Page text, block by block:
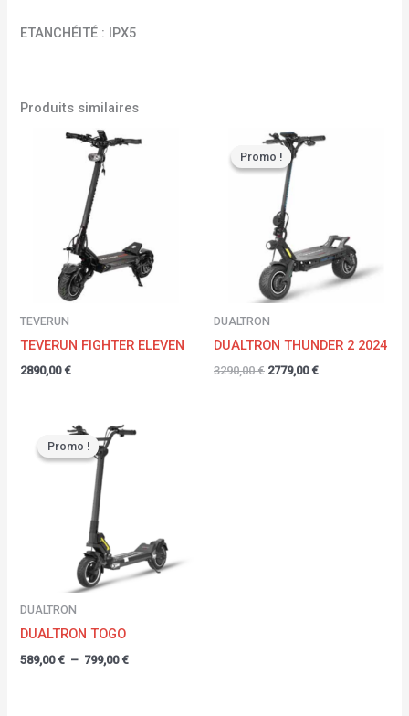
ETANCHÉITÉ : IPX5
Produits similaires
TEVERUN
TEVERUN FIGHTER ELEVEN
2890,00€
Promo !
Promo !
DUALTRON
DUALTRON THUNDER 2 2024
3290,00€
Le
prix
initial
était :
3290,00 €.
2779,00€
Le
Promo !
Promo !
DUALTRON
DUALTRON TOGO
589,00€ – 799,00€
de